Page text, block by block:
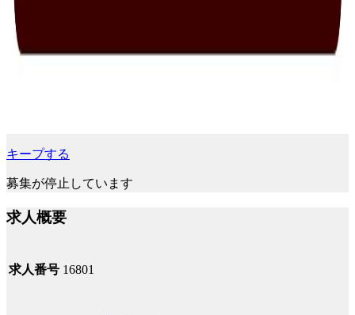
キープする
募集が停止しています
求人概要
求人番号 16801